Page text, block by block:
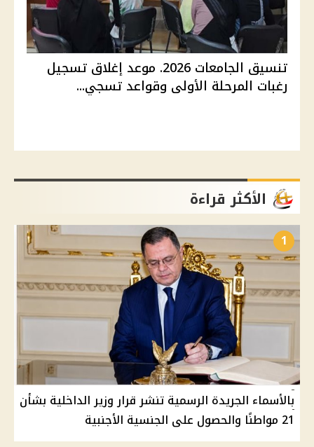
تنسيق الجامعات 2026. موعد إغلاق تسجيل
رغبات المرحلة الأولى وقواعد تسجي...
الأكثر قراءة
1
بالأسماء الجريدة الرسمية تنشر قرار وزير الداخلية بشأن
21 مواطنًا والحصول على الجنسية الأجنبية